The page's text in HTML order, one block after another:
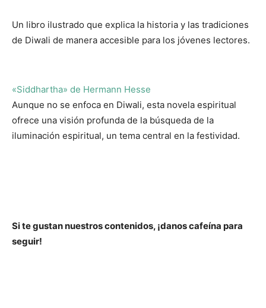
Un libro ilustrado que explica la historia y las tradiciones
de Diwali de manera accesible para los jóvenes lectores.
«Siddhartha» de Hermann Hesse
Aunque no se enfoca en Diwali, esta novela espiritual
ofrece una visión profunda de la búsqueda de la
iluminación espiritual, un tema central en la festividad.
Si te gustan nuestros contenidos, ¡danos cafeína para
seguir!